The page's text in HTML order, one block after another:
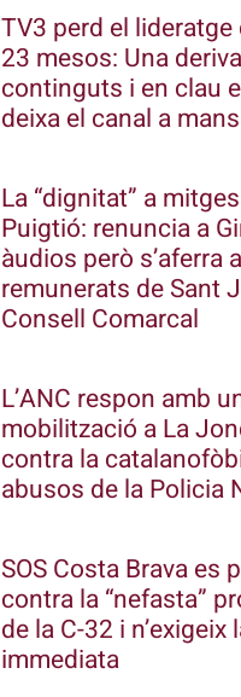
TV3 perd el
23 mesos: Una
continguts i en clau
deixa el canal a
La “dignitat” a
Puigtió: renuncia a
àudios però s’aferra
remunerats de Sant
Consell Comarcal
L’ANC respon amb
mobilització a La
contra la
abusos de la Policia
SOS Costa Brava es
contra la “nefasta”
de la C-32 i n’exigeix
immediata